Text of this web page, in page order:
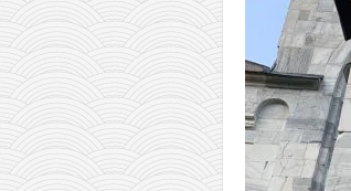
zakonopravilo
duhovni otac
pravoslavlje
zabranjena istorija
ćirilica